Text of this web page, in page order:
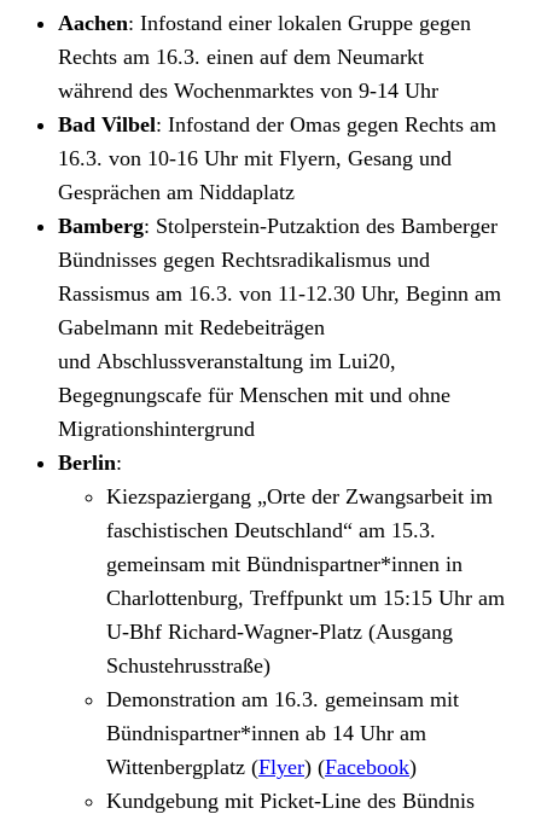
Aachen: Infostand einer lokalen Gruppe gegen
Rechts am 16.3. einen auf dem Neumarkt
während des Wochenmarktes von 9-14 Uhr
Bad Vilbel: Infostand der Omas gegen Rechts am
16.3. von 10-16 Uhr mit Flyern, Gesang und
Gesprächen am Niddaplatz
Bamberg: Stolperstein-Putzaktion des Bamberger
Bündnisses gegen Rechtsradikalismus und
Rassismus am 16.3. von 11-12.30 Uhr, Beginn am
Gabelmann mit Redebeiträgen
und Abschlussveranstaltung im Lui20,
Begegnungscafe für Menschen mit und ohne
Migrationshintergrund
Berlin:
Kiezspaziergang „Orte der Zwangsarbeit im
faschistischen Deutschland“ am 15.3.
gemeinsam mit Bündnispartner*innen in
Charlottenburg, Treffpunkt um 15:15 Uhr am
U-Bhf Richard-Wagner-Platz (Ausgang
Schustehrusstraße)
Demonstration am 16.3. gemeinsam mit
Bündnispartner*innen ab 14 Uhr am
Wittenbergplatz (Flyer) (Facebook)
Kundgebung mit Picket-Line des Bündnis